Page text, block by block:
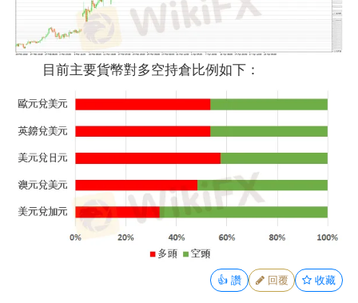
目前主要貨幣對多空持倉比例如下：
👍 讚 回覆 收藏